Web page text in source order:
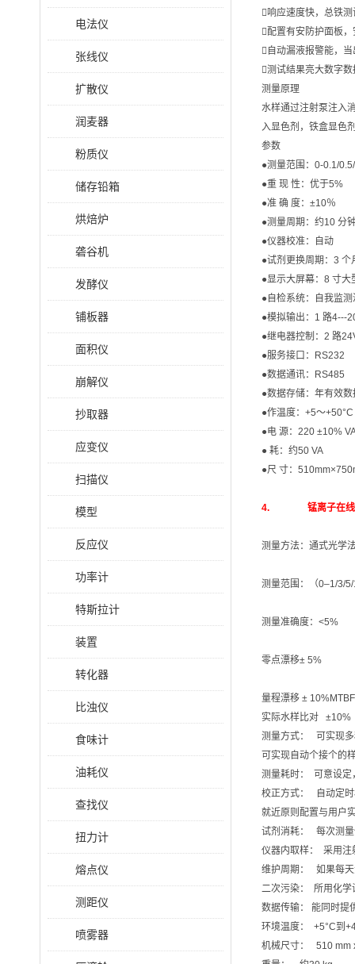
电法仪
张线仪
扩散仪
润麦器
粉质仪
储存铅箱
烘焙炉
砻谷机
发酵仪
铺板器
面积仪
崩解仪
抄取器
应变仪
扫描仪
模型
反应仪
功率计
特斯拉计
装置
转化器
比浊仪
食味计
油耗仪
查找仪
扭力计
熔点仪
测距仪
喷雾器
响应速度快，总铁
配置有安防护面板，
自动漏液报警能，
测试结果亮大数字数
测量原理
水样通过注射泵注入
入显色剂，铁盒显色
参数
●测量范围：0-0.1/
●重 现 性：优于5%
●准 确 度：±10％
●测量周期：约10 分
●仪器校准：自动
●试剂更换周期：3 个
●显示大屏幕：8 寸
●自检系统：自我监
●模拟输出：1 路4---
●继电器控制：2 路
●服务接口：RS232
●数据通讯：RS485
●数据存储：年有效数
●作温度：+5～+50°C
●电 源：220 ±10%
● 耗：约50 VA
●尺 寸：
4. 锰离子在线分析
测量方法：通式光学
测量范围：（0–1/3/
测量准确度：<5%
零点漂移± 5%
量程漂移 ±
实际水样比对 ±10%
测量方式： 可实现多
可实现自动个接个的
测量耗时： 可意设定
校正方式： 自动定时
就近原则配置与用户
试剂消耗： 每次测量
仪器内取样： 采用注
维护周期： 如果每
二次污染： 所用化学
数据传输： 能同时提
环境温度： +5°C到
机械尺寸： 510 mm